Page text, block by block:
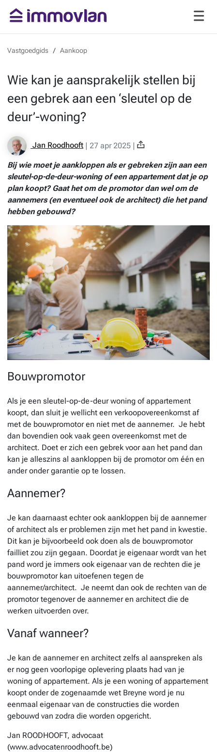
Vastgoedgids Aankoop
Wie kan je aansprakelijk stellen bij
een gebrek aan een ‘sleutel op de
deur’-woning?
Jan Roodhooft | 27 apr 2025 |
Bij wie moet je aankloppen als er gebreken zijn aan een
sleutel-op-de-deur-woning of een appartement dat je op
plan koopt? Gaat het om de promotor dan wel om de
aannemers (en eventueel ook de architect) die het pand
hebben gebouwd?
Bouwpromotor
Als je een sleutel-op-de-deur woning of appartement
koopt, dan sluit je wellicht een verkoopovereenkomst af
met de bouwpromotor en niet met de aannemer. Je hebt
dan bovendien ook vaak geen overeenkomst met de
architect. Doet er zich een gebrek voor aan het pand dan
kan je alleszins al aankloppen bij de promotor om één en
ander onder garantie op te lossen.
Aannemer?
Je kan daarnaast echter ook aankloppen bij de aannemer
of architect als er problemen zijn met het pand in kwestie.
Dit kan je bijvoorbeeld ook doen als de bouwpromotor
failliet zou zijn gegaan. Doordat je eigenaar wordt van het
pand word je immers ook eigenaar van de rechten die je
bouwpromotor kan uitoefenen tegen de
aannemer/architect. Je neemt dan ook de rechten van de
promotor tegenover de aannemer en architect die de
werken uitvoerden over.
Vanaf wanneer?
Je kan de aannemer en architect zelfs al aanspreken als
er nog geen voorlopige oplevering plaats had van je
woning of appartement. Als je een woning of appartement
koopt onder de zogenaamde wet Breyne word je nu
eenmaal eigenaar van de constructies die worden
gebouwd van zodra die worden opgericht.
Jan ROODHOOFT, advocaat
(www.advocatenroodhooft.be)